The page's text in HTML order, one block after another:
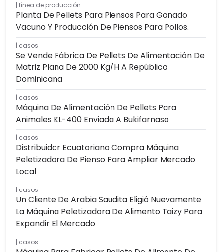
línea de producción
Planta De Pellets Para Piensos Para Ganado
Vacuno Y Producción De Piensos Para Pollos.
casos
Se Vende Fábrica De Pellets De Alimentación De
Matriz Plana De 2000 Kg/h A República
Dominicana
casos
Máquina De Alimentación De Pellets Para
Animales KL-400 Enviada A Bukifarnaso
casos
Distribuidor Ecuatoriano Compra Máquina
Peletizadora De Pienso Para Ampliar Mercado
Local
casos
Un Cliente De Arabia Saudita Eligió Nuevamente
La Máquina Peletizadora De Alimento Taizy Para
Expandir El Mercado
casos